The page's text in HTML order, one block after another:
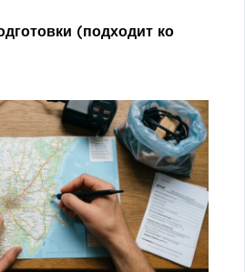
(подходит ко